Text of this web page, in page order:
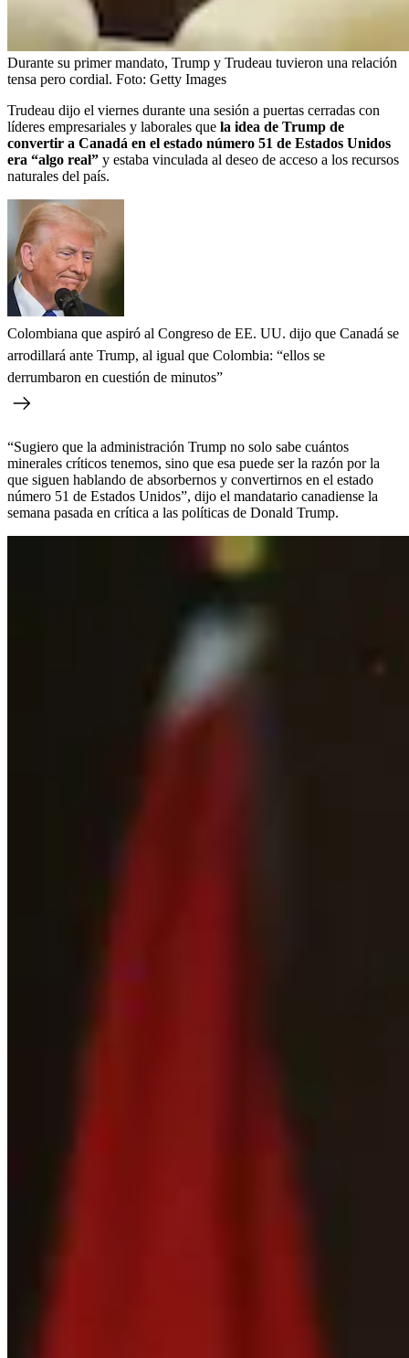
Durante su primer mandato, Trump y Trudeau tuvieron una relación
tensa pero cordial. Foto: Getty Images
Trudeau dijo el viernes durante una sesión a puertas cerradas con
líderes empresariales y laborales que la idea de Trump de
convertir a Canadá en el estado número 51 de Estados Unidos
era “algo real” y estaba vinculada al deseo de acceso a los recursos
naturales del país.
Colombiana que aspiró al Congreso de EE. UU. dijo que Canadá se
arrodillará ante Trump, al igual que Colombia: “ellos se
derrumbaron en cuestión de minutos”
“Sugiero que la administración Trump no solo sabe cuántos
minerales críticos tenemos, sino que esa puede ser la razón por la
que siguen hablando de absorbernos y convertirnos en el estado
número 51 de Estados Unidos”, dijo el mandatario canadiense la
semana pasada en crítica a las políticas de Donald Trump.